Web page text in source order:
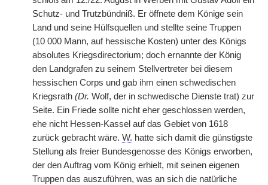
Schutz- und Trutzbündniß. Er öffnete dem Könige sein
Land und seine Hülfsquellen und stellte seine Truppen
(10 000 Mann, auf hessische Kosten) unter des Königs
absolutes Kriegsdirectorium; doch ernannte der König
den Landgrafen zu seinem Stellvertreter bei diesem
hessischen Corps und gab ihm einen schwedischen
Kriegsrath (Dr. Wolf, der in schwedische Dienste trat) zur
Seite. Ein Friede sollte nicht eher geschlossen werden,
ehe nicht Hessen-Kassel auf das Gebiet von 1618
zurück gebracht wäre. W. hatte sich damit die günstigste
Stellung als freier Bundesgenosse des Königs erworben,
der den Auftrag vom König erhielt, mit seinen eigenen
Truppen das auszuführen, was an sich die natürliche